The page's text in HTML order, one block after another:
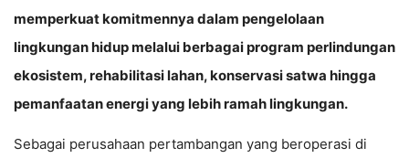
memperkuat komitmennya dalam pengelolaan
lingkungan hidup melalui berbagai program perlindungan
ekosistem, rehabilitasi lahan, konservasi satwa hingga
pemanfaatan energi yang lebih ramah lingkungan.
Sebagai perusahaan pertambangan yang beroperasi di